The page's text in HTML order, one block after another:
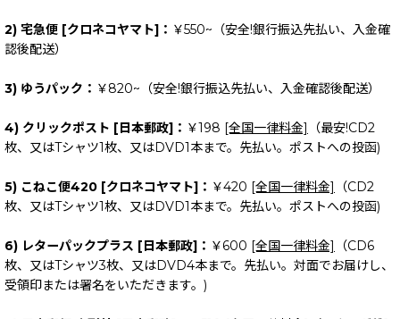
2) 宅急便 [クロネコヤマト]： ￥550~（安全!銀行振込先払い、入金確
認後配送）
3) ゆうパック： ￥820~（安全!銀行振込先払い、入金確認後配送）
4) クリックポスト [日本郵政]： ￥198 [全国一律料金]
（最安!CD2
枚、又はTシャツ1枚、又はDVD1本まで。先払い。ポストへの投函)
5) こねこ便420 [クロネコヤマト]： ￥420 [全国一律料金]
（CD2
枚、又はTシャツ1枚、又はDVD1本まで。先払い。ポストへの投函)
6) レターパックプラス [日本郵政]： ￥600 [全国一律料金]
（CD6
枚、又はTシャツ3枚、又はDVD4本まで。先払い。対面でお届けし、
受領印または署名をいただきます。)